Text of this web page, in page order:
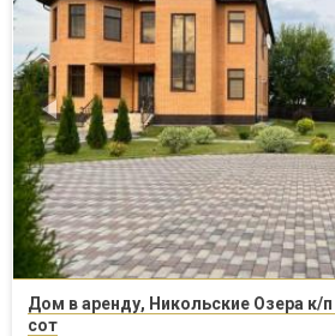
Дом в аренду, Никольские Озера к/
сот